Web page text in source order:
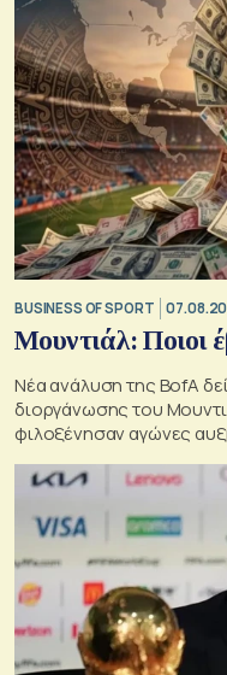
BUSINESS OF SPORT
Μουντιάλ: Ποιοι
Νέα ανάλυση της BofA
διοργάνωσης του
φιλοξένησαν αγώνες